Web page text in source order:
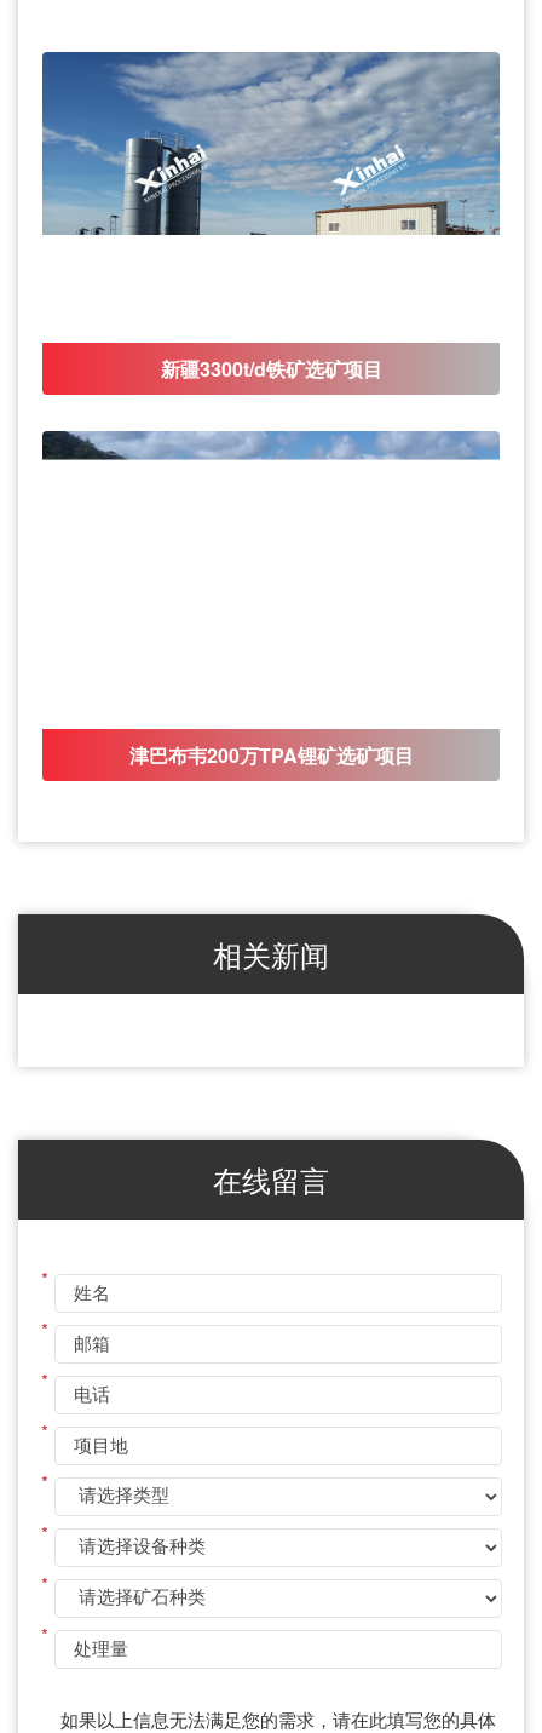
新疆3300t/d铁矿选矿项目
津巴布韦200万TPA锂矿选矿项目
相关新闻
在线留言
*
*
*
*
*
*
*
*
如果以上信息无法满足您的需求，请在此填写您的具体